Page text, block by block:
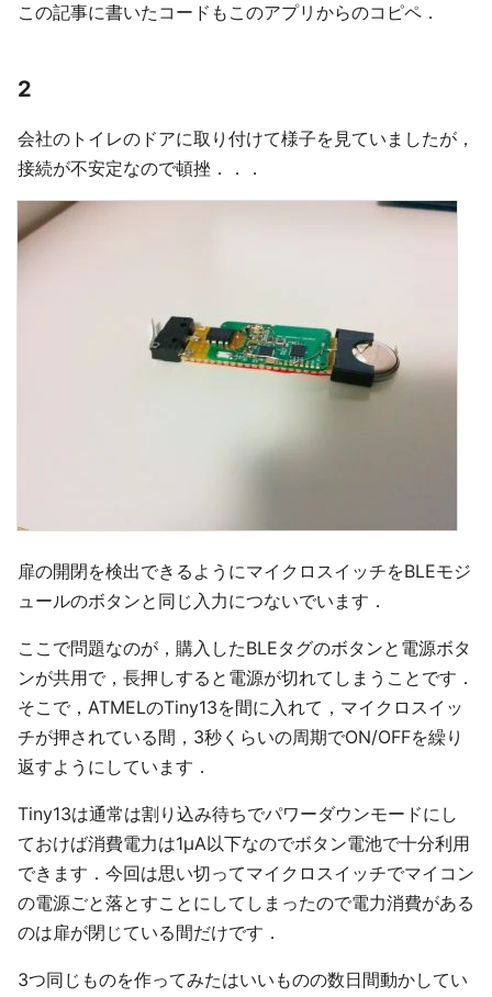
この記事に書いたコードもこのアプリからのコピペ．
2
会社のトイレのドアに取り付けて様子を見ていましたが，
接続が不安定なので頓挫．．．
扉の開閉を検出できるようにマイクロスイッチをBLEモジ
ュールのボタンと同じ入力につないでいます．
ここで問題なのが，購入したBLEタグのボタンと電源ボタ
ンが共用で，長押しすると電源が切れてしまうことです．
そこで，ATMELのTiny13を間に入れて，マイクロスイッ
チが押されている間，3秒くらいの周期でON/OFFを繰り
返すようにしています．
Tiny13は通常は割り込み待ちでパワーダウンモードにし
ておけば消費電力は1μA以下なのでボタン電池で十分利用
できます．今回は思い切ってマイクロスイッチでマイコン
の電源ごと落とすことにしてしまったので電力消費がある
のは扉が閉じている間だけです．
3つ同じものを作ってみたはいいものの数日間動かしてい